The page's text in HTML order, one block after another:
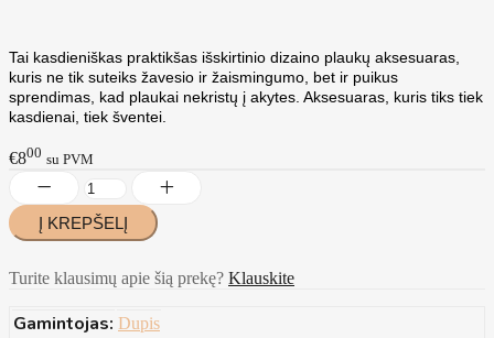
Tai kasdieniškas praktikšas išskirtinio dizaino plaukų aksesuaras,
kuris ne tik suteiks žavesio ir žaismingumo, bet ir puikus
sprendimas, kad plaukai nekristų į akytes. Aksesuaras, kuris tiks tiek
kasdienai, tiek šventei.
€800 su PVM
Turite klausimų apie šią prekę? Klauskite
Gamintojas: Dupis